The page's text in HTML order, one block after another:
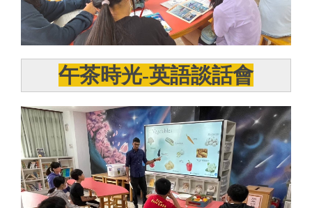
午茶時光-英語談話會